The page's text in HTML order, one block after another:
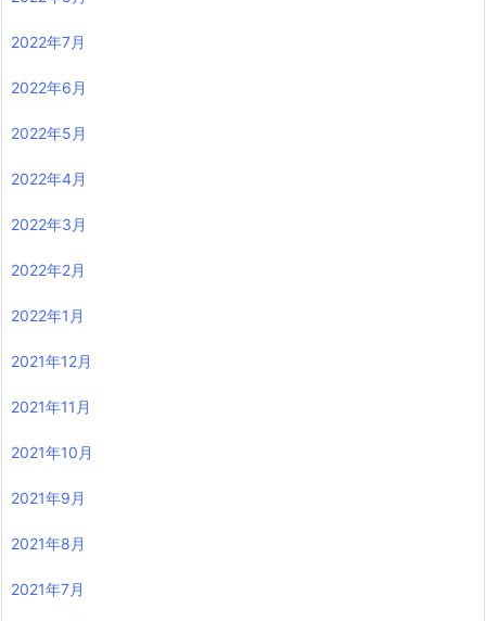
2022年7月
2022年6月
2022年5月
2022年4月
2022年3月
2022年2月
2022年1月
2021年12月
2021年11月
2021年10月
2021年9月
2021年8月
2021年7月